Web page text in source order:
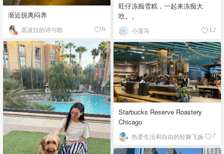
旺仔冻痴雪糕，一起来冻痴大
吃。。
小濡马 12
渐近脱离闷养
底波拉的诗与歌 6
Starbucks Reserve Roastery
Chicago
热爱生活和自由的轻舞飞扬 7